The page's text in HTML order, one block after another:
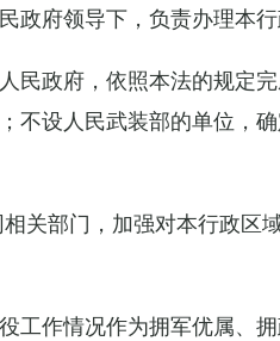
府领导下，负责办理本行
民政府，依照本法的规定
不设人民武装部的单位，
关部门，加强对本行政区
工作情况作为拥军优属、